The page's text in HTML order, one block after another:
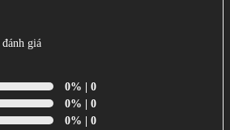
đánh giá
0% | 0
0% | 0
0% | 0